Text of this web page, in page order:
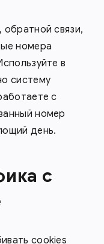
связи,
номера
в
систему
с
номер
день.
с
cookies